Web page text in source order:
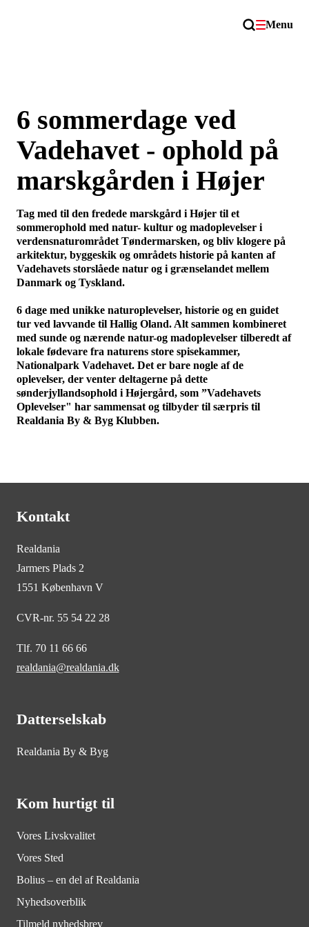
Menu
6 sommerdage ved
Vadehavet - ophold på
marskgården i Højer
Tag med til den fredede marskgård i Højer til et
sommerophold med natur- kultur og madoplevelser i
verdensnaturområdet Tøndermarsken, og bliv klogere på
arkitektur, byggeskik og områdets historie på kanten af
Vadehavets storslåede natur og i grænselandet mellem
Danmark og Tyskland.
6 dage med unikke naturoplevelser, historie og en guidet
tur ved lavvande til Hallig Oland. Alt sammen kombineret
med sunde og nærende natur-og madoplevelser tilberedt af
lokale fødevare fra naturens store spisekammer,
Nationalpark Vadehavet. Det er bare nogle af de
oplevelser, der venter deltagerne på dette
sønderjyllandsophold i Højergård, som ”Vadehavets
Oplevelser" har sammensat og tilbyder til særpris til
Realdania By & Byg Klubben.
Kontakt
Realdania
Jarmers Plads 2
1551 København V
CVR-nr. 55 54 22 28
Tlf. 70 11 66 66
realdania@realdania.dk
Datterselskab
Realdania By & Byg
Kom hurtigt til
Vores Livskvalitet
Vores Sted
Bolius – en del af Realdania
Nyhedsoverblik
Tilmeld nyhedsbrev